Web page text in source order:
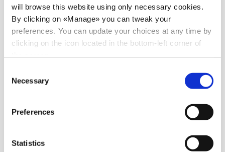
will browse this website using only necessary cookies.
By clicking on «Manage» you can tweak your
preferences. You can update your choices at any time by
clicking on the icon located in the bottom-left corner of
Selection
Necessary
Preferences
Statistics
Nosentrepôtsen
Europe
Logistique Italie
génération, certifiés LEED et stratégiquement situés dans différentes
régions de la péninsule. Des entrepôts multisectoriels et